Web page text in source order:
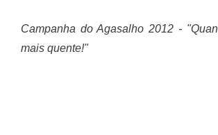
Campanha do Agasalho 2012 -
mais quente!"